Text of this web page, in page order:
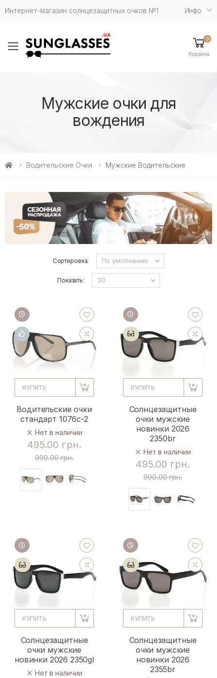
Интернет-магазин солнцезащитных очков №1 Инфо
Toggle mobile menu
0
Корзина
Мужские очки для
вождения
Водительские Очки Мужские Водительские
Сортировка:
Показать:
КУПИТЬ
Водительские очки
стандарт 1076с-2
Нет в наличии
495.00 грн.
990.00 грн.
КУПИТЬ
Солнцезащитные
очки мужские
новинки 2026
2350br
Нет в наличии
495.00 грн.
990.00 грн.
КУПИТЬ
Солнцезащитные
очки мужские
новинки 2026 2350gl
Нет в наличии
КУПИТЬ
Солнцезащитные
очки мужские
новинки 2026
2355br